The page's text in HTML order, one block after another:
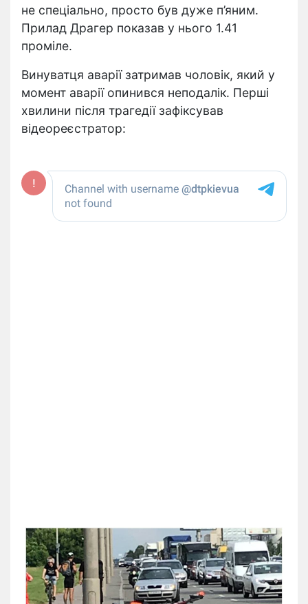
не спеціально, просто був дуже п’яним.
Прилад Драгер показав у нього 1.41
проміле.
Винуватця аварії затримав чоловік, який у
момент аварії опинився неподалік. Перші
хвилини після трагедії зафіксував
відеореєстратор: